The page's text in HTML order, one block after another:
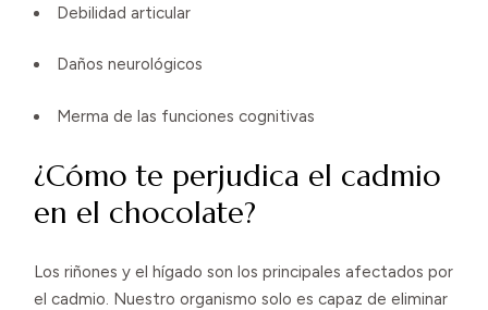
Debilidad articular
Daños neurológicos
Merma de las funciones cognitivas
¿Cómo te perjudica el cadmio
en el chocolate?
Los riñones y el hígado son los principales afectados por
el cadmio. Nuestro organismo solo es capaz de eliminar